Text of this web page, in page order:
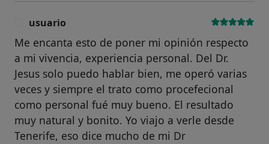
usuario
Me encanta esto de poner mi opinión respecto
a mi vivencia, experiencia personal. Del Dr.
Jesus solo puedo hablar bien, me operó varias
veces y siempre el trato como procefecional
como personal fué muy bueno. El resultado
muy natural y bonito. Yo viajo a verle desde
Tenerife, eso dice mucho de mi Dr